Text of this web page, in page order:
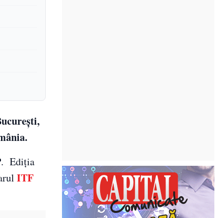
. Ediția
ITF